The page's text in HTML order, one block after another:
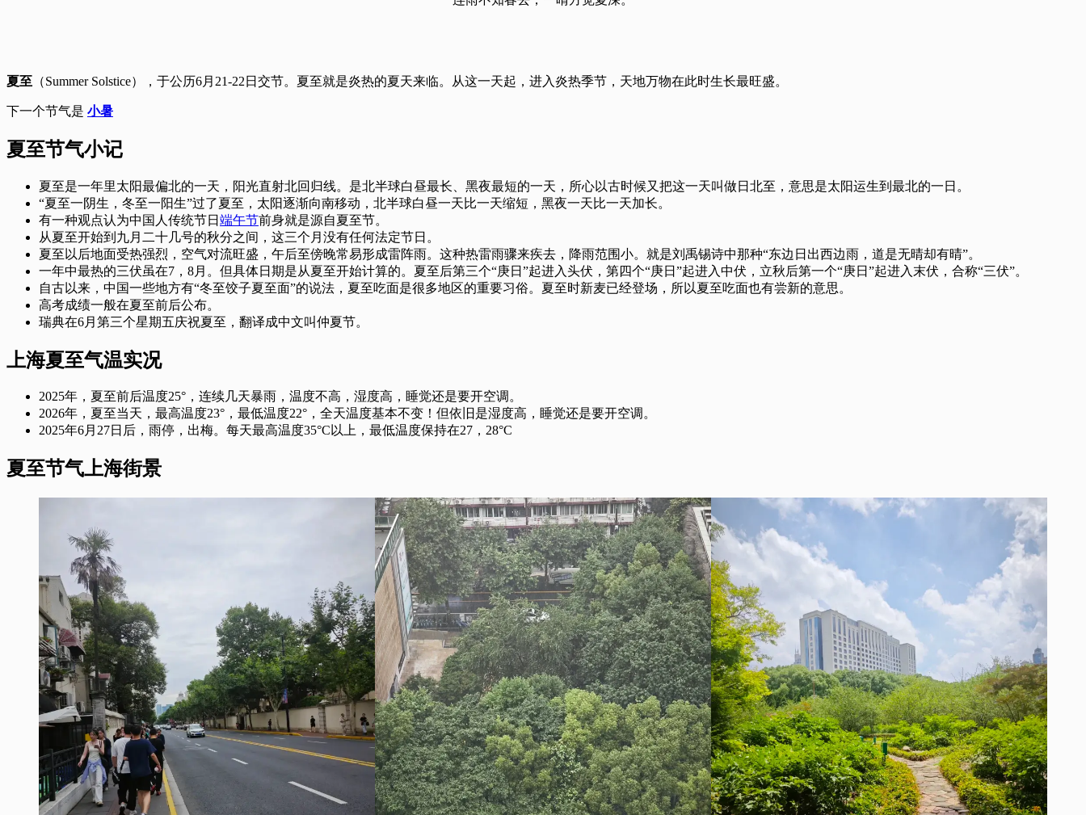
夏至 （Summer Solstice），于公历6月21-22日交节。夏至就是炎热的夏天来临。从这一天起，进入炎热季节，天地万物在此时生长最旺盛。
下一个节气是 小暑
夏至节气小记
夏至是一年里太阳最偏北的一天，阳光直射北回归线。是北半球白昼最长、黑夜最短的一天，所心以古时候又把这一天叫做日北至，意思是太阳运生到最北的一日。
“夏至一阴生，冬至一阳生”过了夏至，太阳逐渐向南移动，北半球白昼一天比一天缩短，黑夜一天比一天加长。
有一种观点认为中国人传统节日 端午节前身就是源自夏至节。
从夏至开始到九月二十几号的秋分之间，这三个月没有任何法定节日。
夏至以后地面受热强烈，空气对流旺盛，午后至傍晚常易形成雷阵雨。这种热雷雨骤来疾去，降雨范围小。就是刘禹锡诗中那种“东边日出西边雨，道是无晴却有晴”。
一年中最热的三伏虽在7，8月。但具体日期是从夏至开始计算的。夏至后第三个“庚日”起进入头伏，第四个“庚日”起进入中伏，立秋后第一个“庚日”起进入末伏，合称“三伏”。
自古以来，中国一些地方有“冬至饺子夏至面”的说法，夏至吃面是很多地区的重要习俗。夏至时新麦已经登场，所以夏至吃面也有尝新的意思。
高考成绩一般在夏至前后公布。
瑞典在6月第三个星期五庆祝夏至，翻译成中文叫仲夏节。
上海夏至气温实况
2025年，夏至前后温度25°，连续几天暴雨，温度不高，湿度高，睡觉还是要开空调。
2026年，夏至当天，最高温度23°，最低温度22°，全天温度基本不变！但依旧是湿度高，睡觉还是要开空调。
2025年6月27日后，雨停，出梅。每天最高温度35°C以上，最低温度保持在27，28°C
夏至节气上海街景